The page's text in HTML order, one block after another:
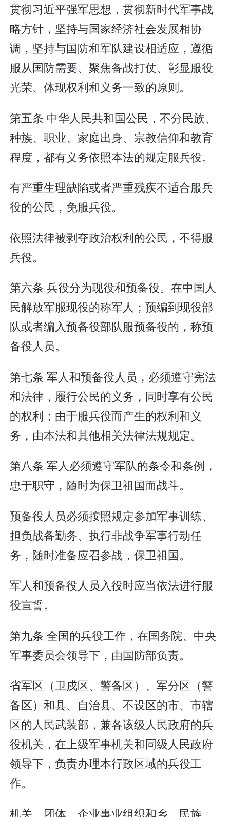
贯彻习近平强军思想，贯彻新时代军事战
略方针，坚持与国家经济社会发展相协
调，坚持与国防和军队建设相适应，遵循
服从国防需要、聚焦备战打仗、彰显服役
光荣、体现权利和义务一致的原则。
第五条 中华人民共和国公民，不分民族、
种族、职业、家庭出身、宗教信仰和教育
程度，都有义务依照本法的规定服兵役。
有严重生理缺陷或者严重残疾不适合服兵
役的公民，免服兵役。
依照法律被剥夺政治权利的公民，不得服
兵役。
第六条 兵役分为现役和预备役。在中国人
民解放军服现役的称军人；预编到现役部
队或者编入预备役部队服预备役的，称预
备役人员。
第七条 军人和预备役人员，必须遵守宪法
和法律，履行公民的义务，同时享有公民
的权利；由于服兵役而产生的权利和义
务，由本法和其他相关法律法规规定。
第八条 军人必须遵守军队的条令和条例，
忠于职守，随时为保卫祖国而战斗。
预备役人员必须按照规定参加军事训练、
担负战备勤务、执行非战争军事行动任
务，随时准备应召参战，保卫祖国。
军人和预备役人员入役时应当依法进行服
役宣誓。
第九条 全国的兵役工作，在国务院、中央
军事委员会领导下，由国防部负责。
省军区（卫戍区、警备区）、军分区（警
备区）和县、自治县、不设区的市、市辖
区的人民武装部，兼各该级人民政府的兵
役机关，在上级军事机关和同级人民政府
领导下，负责办理本行政区域的兵役工
作。
机关、团体、企业事业组织和乡、民族